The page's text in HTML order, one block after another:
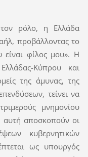
ρόλο, η Ελλάδα
προβάλλοντας το
φίλος μου». Η
Κύπρου και
της άμυνας, της
τείνει να
μνημονίου
αυτή αποσκοπούν οι
κυβερνητικών
ως υπουργός